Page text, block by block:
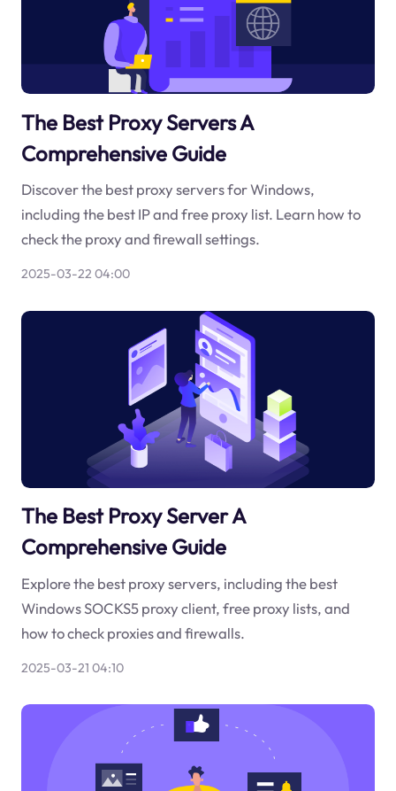
The Best Proxy Servers A
Comprehensive Guide
Discover the best proxy servers for Windows,
including the best IP and free proxy list. Learn how to
check the proxy and firewall settings.
2025-03-22 04:00
The Best Proxy Server A
Comprehensive Guide
Explore the best proxy servers, including the best
Windows SOCKS5 proxy client, free proxy lists, and
how to check proxies and firewalls.
2025-03-21 04:10